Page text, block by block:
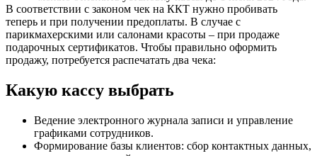
В соответствии с законом чек на ККТ нужно пробивать
теперь и при получении предоплаты. В случае с
парикмахерскими или салонами красоты – при продаже
подарочных сертификатов. Чтобы правильно оформить
продажу, потребуется распечатать два чека:
Какую кассу выбрать
Ведение электронного журнала записи и управление
графиками сотрудников.
Формирование базы клиентов: сбор контактных данных,